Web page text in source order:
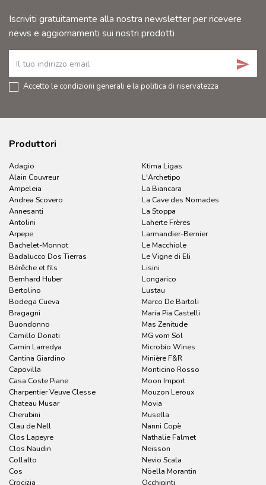
Iscriviti gratuitamente alla nostra newsletter per ricevere
news e aggiornamenti sui nostri prodotti
send
Accetto le condizioni generali e la politica di riservatezza
Produttori
Adagio
Alain Couvreur
Ampeleia
Andrea Scovero
Annesanti
Antolini
Arpepe
Bachelet-Monnot
Badalucco Dos Tierras
Bérêche et fils
Bernhard Huber
Bertolino
Bodega Cueva
Bragagni
Buondonno
Camillo Donati
Camin Larredya
Cantina Giardino
Capovilla
Casa Coste Piane
Charpentier Veuve Clesse
Chateau Musar
Cherubini
Clau de Nell
Clos Lapeyre
Clos Naudin
Collalto
Cos
Crocizia
Ktima Ligas
L'Archetipo
La Biancara
La Cave des Nomades
La Stoppa
Laherte Frères
Larmandier-Bernier
Le Macchiole
Le Vigne di Eli
Lisini
Longarico
Lustau
Marco De Bartoli
Maria Pia Castelli
Mas Zenitude
MG vom Sol
Microbio Wines
Minière F&R
Monticino Rosso
Moon Import
Mouzon Leroux
Movia
Musella
Nanni Copè
Nathalie Falmet
Neisson
Nevio Scala
Nöella Morantin
Occhipinti